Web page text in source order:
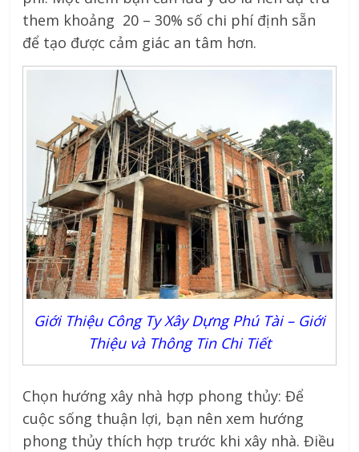
them khoảng 20 – 30% số chi phí định sẵn
để tạo được cảm giác an tâm hơn.
Giới Thiệu Công Ty Xây Dựng Phú Tài – Giới
Thiệu và Thông Tin Chi Tiết
Chọn hướng xây nhà hợp phong thủy: Để
cuộc sống thuận lợi, bạn nên xem hướng
phong thủy thích hợp trước khi xây nhà. Điều